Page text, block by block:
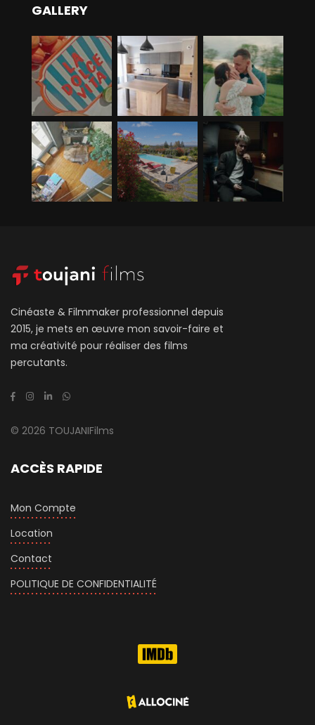
GALLERY
Cinéaste & Filmmaker professionnel depuis
2015, je mets en œuvre mon savoir-faire et
ma créativité pour réaliser des films
percutants.
© 2026 TOUJANIFilms
ACCÈS RAPIDE
Mon Compte
Location
Contact
POLITIQUE DE CONFIDENTIALITÉ